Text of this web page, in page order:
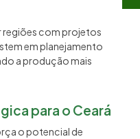
regiões com projetos
em planejamento
a produção mais
para o Ceará
o potencial de